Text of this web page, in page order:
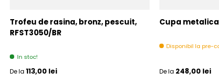
Trofeu de rasina, bronz, pescuit,
RFST3050/BR
In stoc!
Pret initial
De la 113,00 lei
Cupa
Disponibil la pre-
Pret initial
De la 248,00 lei